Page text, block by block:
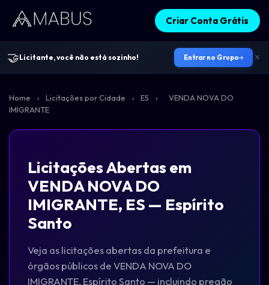
Criar Conta Grátis
🤝Licitante, você não está sozinho! Entrar no Grupo
Home › Licitações por Cidade › ES ›
VENDA NOVA DO
IMIGRANTE
Licitações Abertas em
VENDA NOVA DO
IMIGRANTE, ES — Espírito
Santo
Veja as licitações abertas da prefeitura e
órgãos públicos de VENDA NOVA DO
IMIGRANTE, Espírito Santo — incluindo pregão